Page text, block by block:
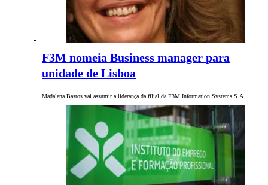
F3M nomeia Business manager para
unidade de Lisboa
Madalena Bastos vai assumir a liderança da filial da F3M Information Systems S.A..